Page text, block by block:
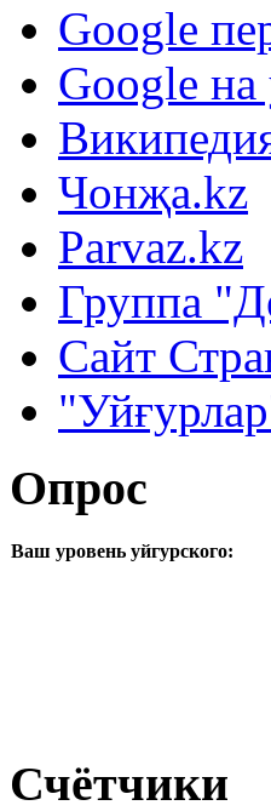
Google
Google на
Чонҗа.kz
Parvaz.kz
Группа
Сайт
Опрос
Ваш уровень уйгурского:
Счётчики